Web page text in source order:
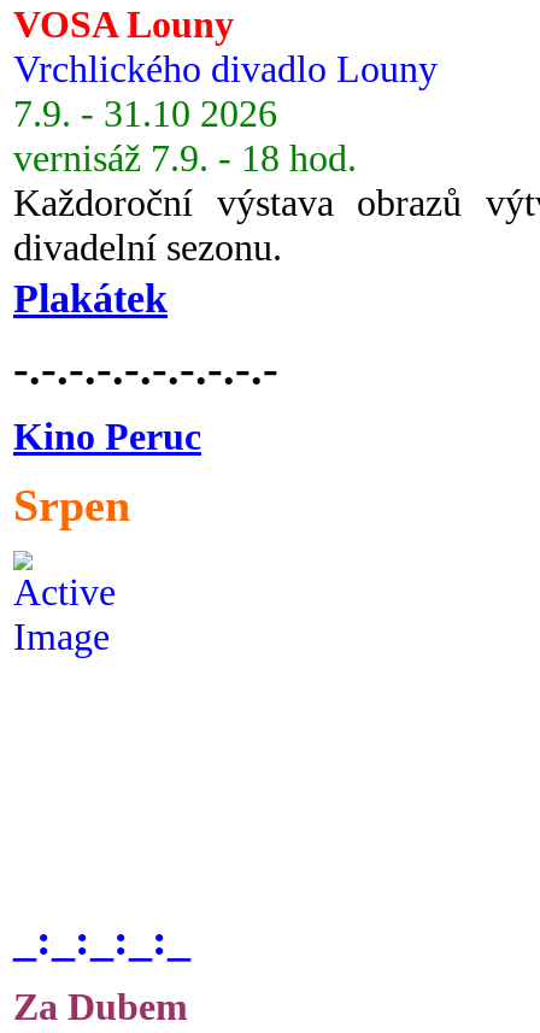
VOSA Louny
Vrchlického divadlo Louny
7.9. - 31.10 2026
vernisáž 7.9. - 18 hod.
Každoroční výstava obrazů
divadelní sezonu.
Plakátek
-.-.-.-.-.-.-.-.-.-
Kino Peruc
Srpen
_:_:_:_:_
Za Dubem